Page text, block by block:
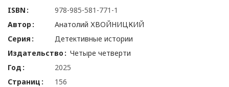
ISBN
978-985-581-771-1
Автор
Анатолий ХВОЙНИЦКИЙ
Серия
Детективные истории
Издательство
Четыре четверти
Год
2025
Страниц
156